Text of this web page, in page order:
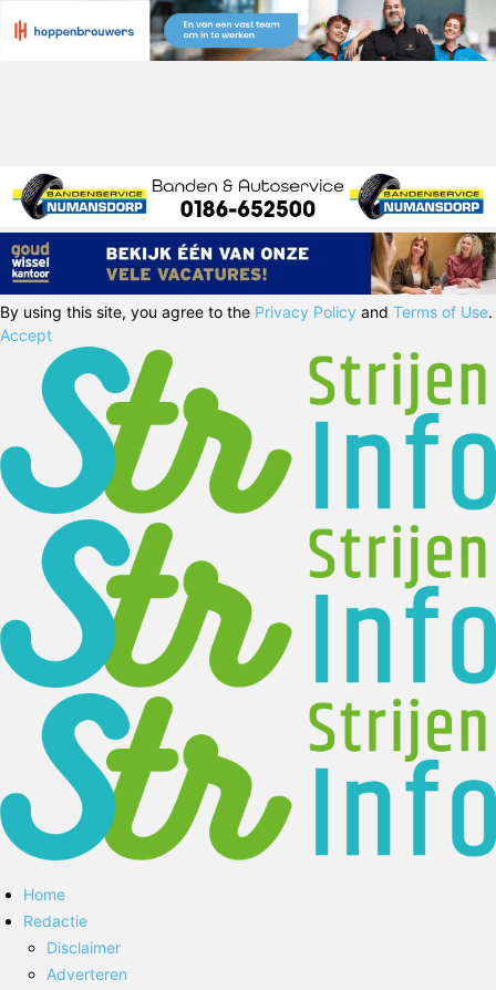
By using this site, you agree to the Privacy Policy and Terms of Use.
Accept
Home
Redactie
Disclaimer
Adverteren